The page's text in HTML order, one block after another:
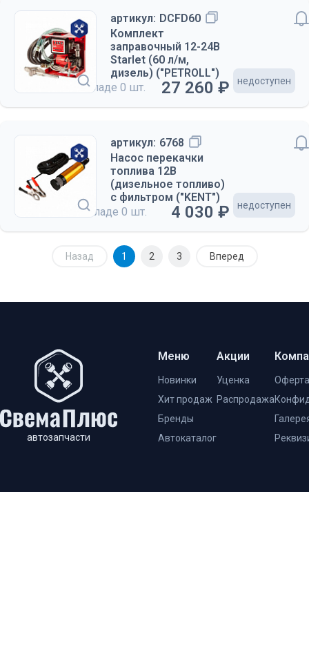
артикул: DCFD60
Комплект
заправочный 12-24В
Starlet (60 л/м,
дизель) ("PETROLL")
на складе 0 шт. 27 260 ₽ недоступен
артикул: 6768
Насос перекачки
топлива 12В
(дизельное топливо)
с фильтром ("KENT")
на складе 0 шт. 4 030 ₽ недоступен
Назад 1 2 3 Вперед
автозапчасти
Меню
Новинки
Хит продаж
Бренды
Автокаталог
Акции
Уценка
Распродажа
Оферта